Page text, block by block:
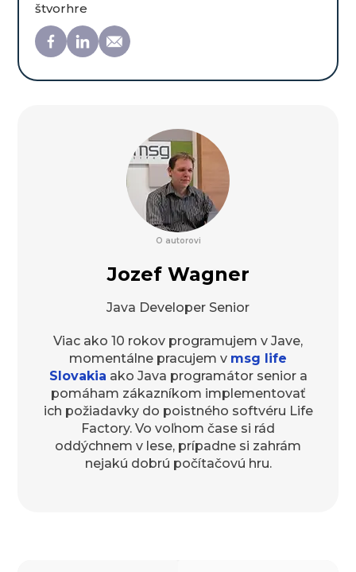
štvorhre
O autorovi
Jozef Wagner
Java Developer Senior
Viac ako 10 rokov programujem v Jave,
momentálne pracujem v msg life
Slovakia ako Java programátor senior a
pomáham zákazníkom implementovať
ich požiadavky do poistného softvéru Life
Factory. Vo voľnom čase si rád
oddýchnem v lese, prípadne si zahrám
nejakú dobrú počítačovú hru.